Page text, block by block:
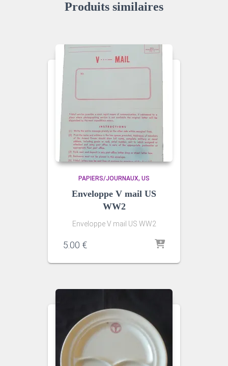
Produits similaires
PAPIERS/JOURNAUX US
Enveloppe V mail US
WW2
Enveloppe V mail US WW2
5.00 €